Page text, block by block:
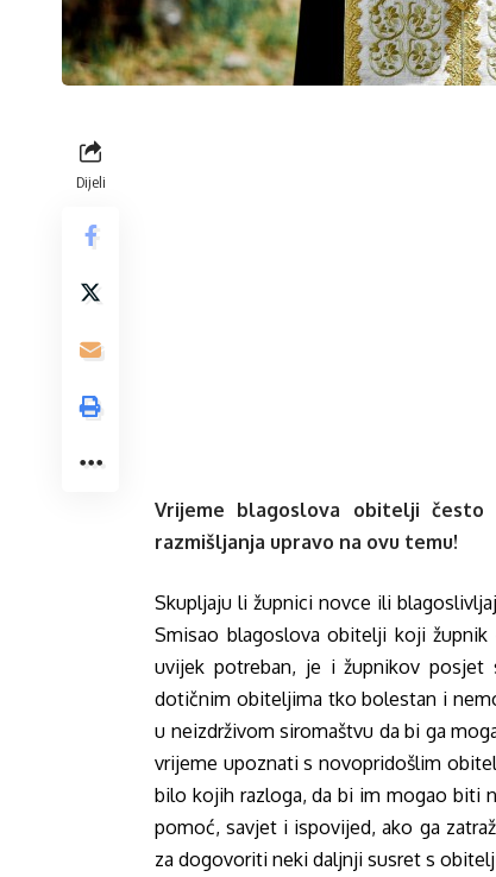
Dijeli
Vrijeme blagoslova obitelji
razmišljanja upravo na ovu temu!
Skupljaju li župnici novce ili
Smisao blagoslova obitelji koji
uvijek potreban, je i župnikov
dotičnim obiteljima tko bolestan i
u neizdrživom siromaštvu da bi ga
vrijeme upoznati s novopridošlim
bilo kojih razloga, da bi im mogao biti
pomoć, savjet i ispovijed, ako ga
za dogovoriti neki daljnji susret s